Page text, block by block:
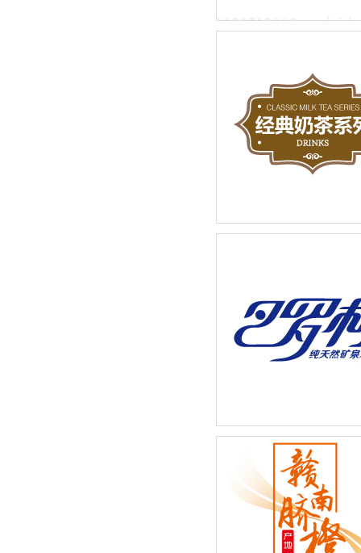
先标（上海）物业管理有
奶茶店招牌饮品宣传广告
巴罗柯矿泉水系列-新品包